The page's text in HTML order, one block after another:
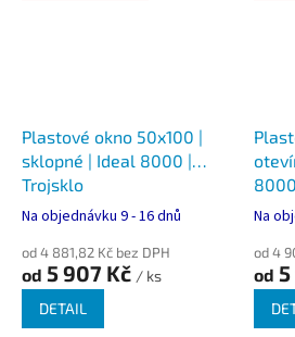
Plastové okno 50x100 |
sklopné | Ideal 8000 |
Trojsklo
Na objednávku 9 - 16 dnů
od 4 881,82 Kč bez DPH
od 5 907 Kč / ks
DETAIL
Na
od 4
od